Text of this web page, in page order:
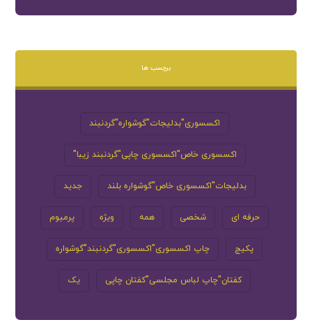
برچسب ها
اکسسوری"بدلیجات"گوشواره"گردنبند
اکسسوری خاص"اکسسوری چاپی"گردنبند زیبا"
بدلیجات"اکسسوری خاص"گوشواره بلند جدید
حرفه ای شخصی همه ویژه پرمیوم
پکیج چاپ اکسسوری"اکسسوری"گردنبند"گوشواره
کفتان"چاپ لباس مجلسی"کفتان چاپی یک